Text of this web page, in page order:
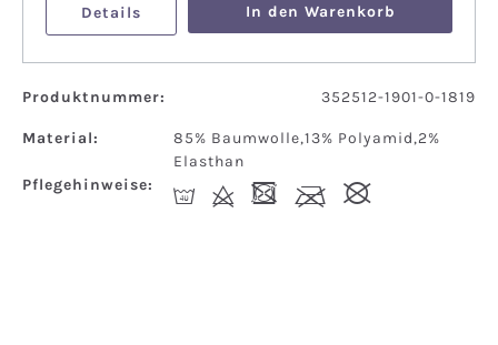
Details In den Warenkorb
Produktnummer: 352512-1901-0-1819
Material:
85% Baumwolle,13% Polyamid,2%
Elasthan
Pflegehinweise:
I d - l #